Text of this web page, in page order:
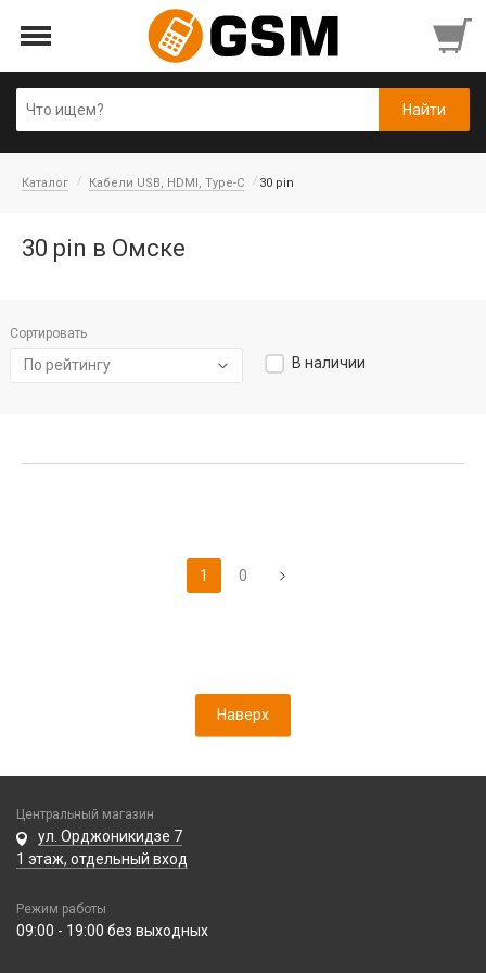
Каталог Кабели USB, HDMI, Type-C 30 pin
30 pin в Омске
Сортировать
По рейтингу В наличии
1 0
Наверх
Центральный магазин
ул. Орджоникидзе 7
1 этаж, отдельный вход
Режим работы
09:00 - 19:00 без выходных